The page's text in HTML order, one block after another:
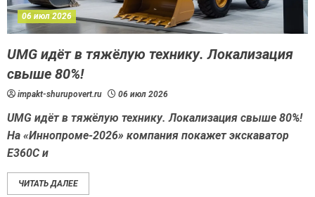
06 июл 2026
UMG идёт в тяжёлую технику. Локализация
свыше 80%!
impakt-shurupovert.ru 06 июл 2026
UMG идёт в тяжёлую технику. Локализация свыше 80%!
На «Иннопроме-2026» компания покажет экскаватор
Е360С и
ЧИТАТЬ ДАЛЕЕ